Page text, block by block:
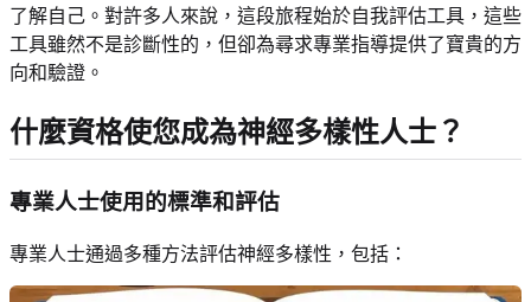
了解自己。對許多人來說，這段旅程始於自我評估工具，這些
工具雖然不是診斷性的，但卻為尋求專業指導提供了寶貴的方
向和驗證。
什麼資格使您成為神經多樣性人士？
專業人士使用的標準和評估
專業人士通過多種方法評估神經多樣性，包括：